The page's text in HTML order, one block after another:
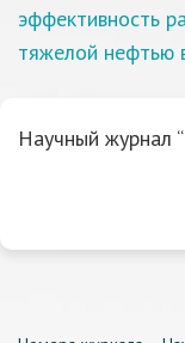
эффективность
тяжелой нефтью
Научный журнал